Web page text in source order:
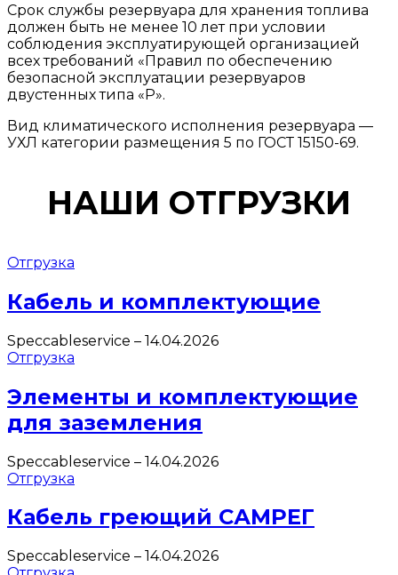
Срок службы резервуара для хранения топлива
должен быть не менее 10 лет при условии
соблюдения эксплуатирующей организацией
всех требований «Правил по обеспечению
безопасной эксплуатации резервуаров
двустенных типа «Р».
Вид климатического исполнения резервуара —
УХЛ категории размещения 5 по ГОСТ 15150-69.
НАШИ ОТГРУЗКИ
Отгрузка
Кабель и комплектующие
Speccableservice – 14.04.2026
Отгрузка
Элементы и комплектующие
для заземления
Speccableservice – 14.04.2026
Отгрузка
Кабель греющий САМРЕГ
Speccableservice – 14.04.2026